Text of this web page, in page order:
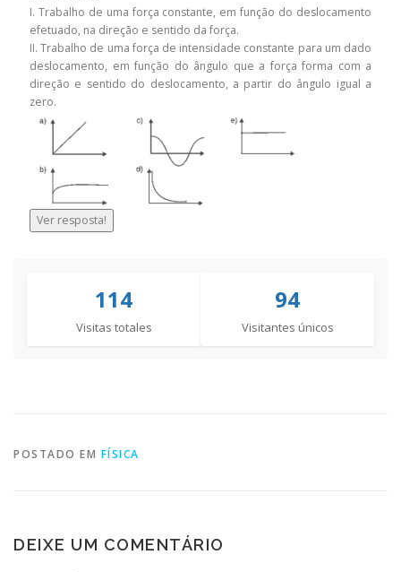
I. Trabalho de uma força constante, em função do deslocamento
efetuado, na direção e sentido da força.
II. Trabalho de uma força de intensidade constante para um dado
deslocamento, em função do ângulo que a força forma com a
direção e sentido do deslocamento, a partir do ângulo igual a
zero.
Ver resposta!
114
Visitas totales
94
Visitantes únicos
POSTADO EM FÍSICA
DEIXE UM COMENTÁRIO